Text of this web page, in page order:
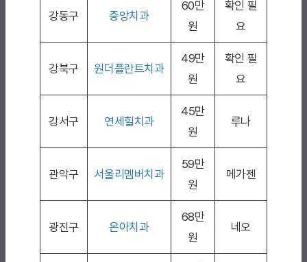
강동구 중앙치과
60만
원
확인 필
요
강북구 원더플란트치과
49만
원
확인 필
요
강서구 연세힐치과
45만
원
루나
관악구 서울리멤버치과
59만
원
메가젠
광진구 온아치과
68만
원
네오